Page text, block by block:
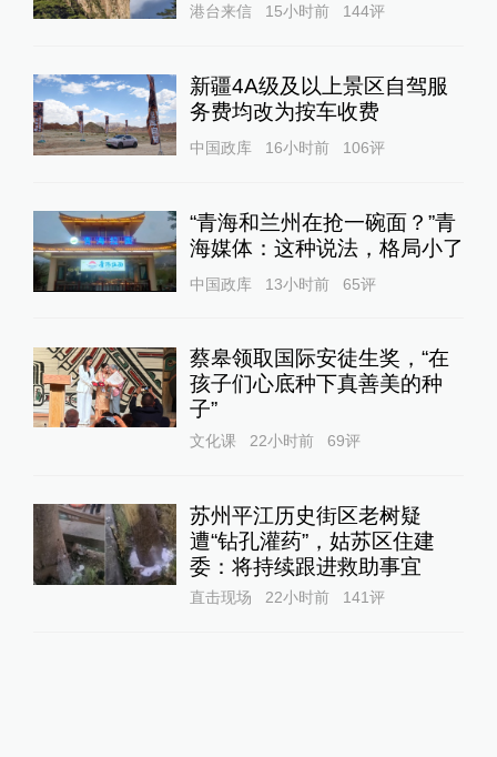
港台来信 15小时前 144评
新疆4A级及以上景区自驾服
务费均改为按车收费
中国政库 16小时前 106评
“青海和兰州在抢一碗面？”青
海媒体：这种说法，格局小了
中国政库 13小时前 65评
蔡皋领取国际安徒生奖，“在
孩子们心底种下真善美的种
子”
文化课 22小时前 69评
苏州平江历史街区老树疑
遭“钻孔灌药”，姑苏区住建
委：将持续跟进救助事宜
直击现场 22小时前 141评